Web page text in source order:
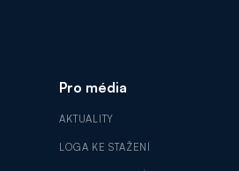
Pro média
AKTUALITY
LOGA KE STAŽENÍ